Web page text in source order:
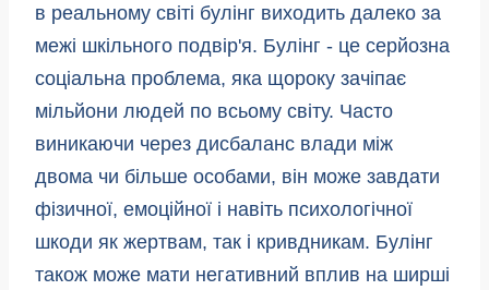
в реальному світі булінг виходить далеко за
межі шкільного подвір'я. Булінг - це серйозна
соціальна проблема, яка щороку зачіпає
мільйони людей по всьому світу. Часто
виникаючи через дисбаланс влади між
двома чи більше особами, він може завдати
фізичної, емоційної і навіть психологічної
шкоди як жертвам, так і кривдникам. Булінг
також може мати негативний вплив на ширші